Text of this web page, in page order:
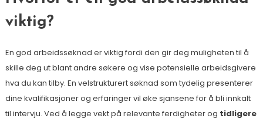
viktig?
En god arbeidssøknad er viktig fordi den gir deg muligheten til å
skille deg ut blant andre søkere og vise potensielle arbeidsgivere
hva du kan tilby. En velstrukturert søknad som tydelig presenterer
dine kvalifikasjoner og erfaringer vil øke sjansene for å bli innkalt
til intervju. Ved å legge vekt på relevante ferdigheter og tidligere